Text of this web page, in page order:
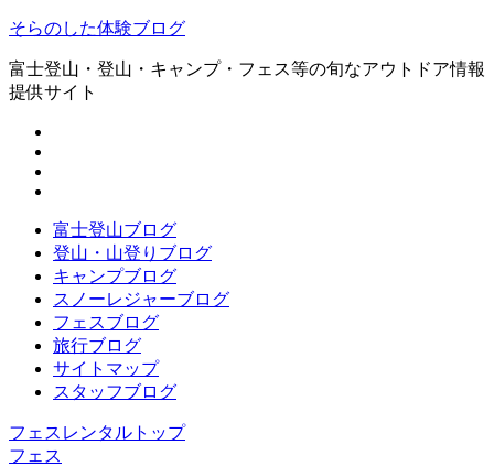
そらのした体験ブログ
富士登山・登山・キャンプ・フェス等の旬なアウトドア情報
提供サイト
富士登山ブログ
登山・山登りブログ
キャンプブログ
スノーレジャーブログ
フェスブログ
旅行ブログ
サイトマップ
スタッフブログ
フェスレンタルトップ
フェス